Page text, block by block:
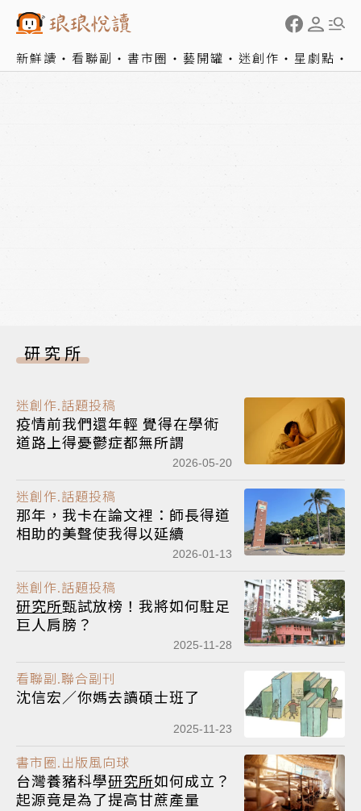
新鮮讀 看聯副 書市圈 藝開罐 迷創作 星劇點
研究所
迷創作.話題投稿
疫情前我們還年輕 覺得在學術
道路上得憂鬱症都無所謂
2026-05-20
迷創作.話題投稿
那年，我卡在論文裡：師長得道
相助的美聲使我得以延續
2026-01-13
迷創作.話題投稿
研究所甄試放榜！我將如何駐足
巨人肩膀？
2025-11-28
看聯副.聯合副刊
沈信宏／你媽去讀碩士班了
2025-11-23
書市圈.出版風向球
台灣養豬科學研究所如何成立？
起源竟是為了提高甘蔗產量